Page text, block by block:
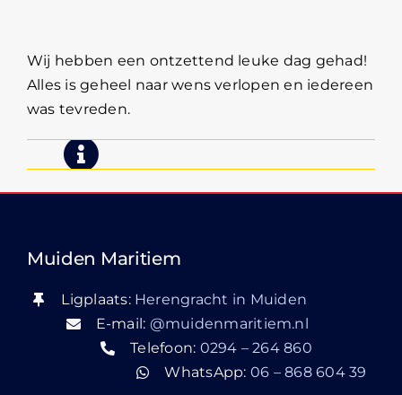
Wij hebben een ontzettend leuke dag gehad!
Alles is geheel naar wens verlopen en iedereen
was tevreden.
Muiden Maritiem
Ligplaats: Herengracht in Muiden
E-mail: @muidenmaritiem.nl
Telefoon: 0294 – 264 860
WhatsApp: 06 – 868 604 39